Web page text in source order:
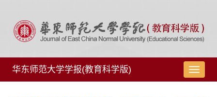
导
航
华东师范大学学报(教育科学版)